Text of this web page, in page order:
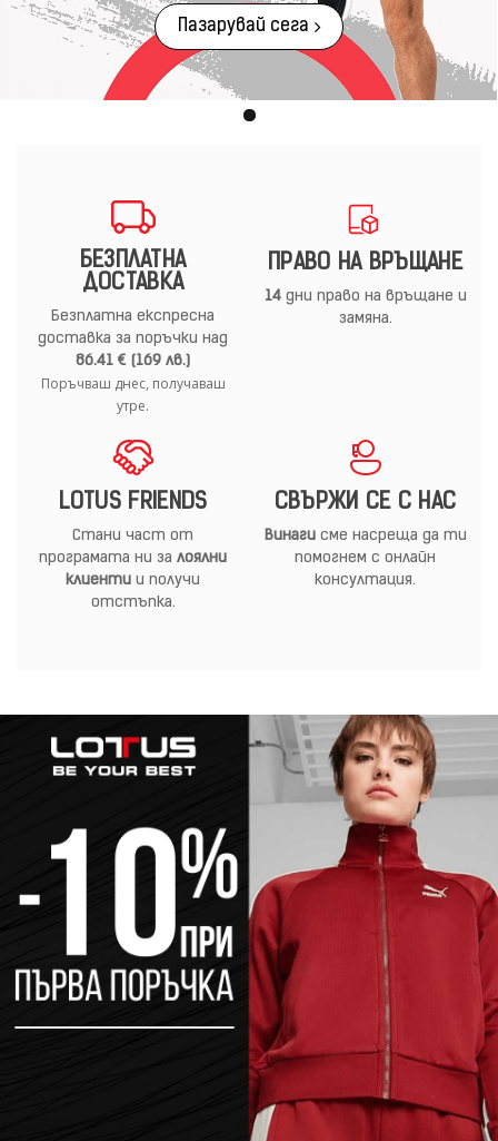
Пазарувай сега
БЕЗПЛАТНА
ДОСТАВКА
Безплатна експресна
доставка за поръчки над
86.41 € (169 лв.)
Поръчваш днес, получаваш
утре.
ПРАВО НА ВРЪЩАНЕ
14дни право на връщане и
замяна.
LOTUS FRIENDS
Стани част от
програмата ни за лоялни
клиенти и получи
отстъпка.
СВЪРЖИ СЕ С НАС
Винагисме насреща да ти
помогнем с онлайн
консултация.